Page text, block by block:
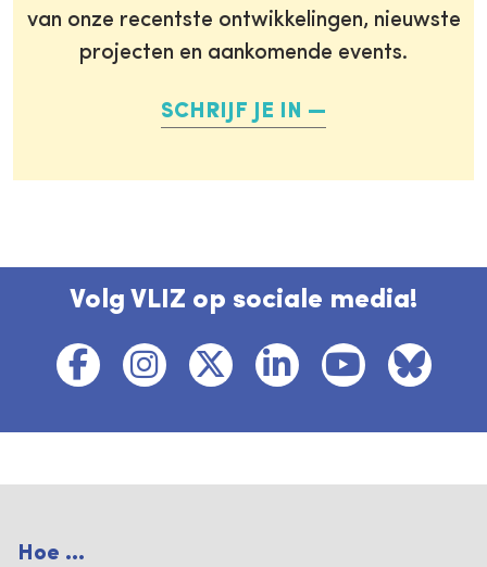
van onze recentste ontwikkelingen, nieuwste
projecten en aankomende events.
SCHRIJF JE IN
Volg VLIZ op sociale media!
Hoe ...